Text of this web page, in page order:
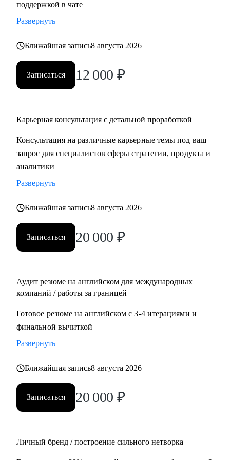
продающее резюме / LinkedIn
• Проведу mock-interview и дам практические
• Научу нетворчить эффективно и с результатом для
карьеры
• Для тех, кто только задумался о получении визы талантов
в США (EB1-A, O1), расскажу о процессе, поделюсь
организации для закрытия критериев
поступления, а также проверкой материалов (например,
эссе, резюме, рекомендательные письма)
Кому могу помочь:
• Хочет найти работу в IT, FMCG, e-commerce на позициях:
Analytics, Strategy & Ops, Go-To-Market, Product
Management, Project Management
• Планирует переехать в Европу или США или уже ищет
• Думает об иммиграции в США по визе талантов О1 /
ЕВ1-А
поддержкой в чате
Развернуть
Ближайшая запись8 августа 2026
Записаться 12 000 ₽
Карьерная консультация с детальной проработкой
Консультация на различные карьерные темы под ваш
запрос для специалистов сферы стратегии, продукта и
аналитики
Развернуть
Ближайшая запись8 августа 2026
Записаться 20 000 ₽
Аудит резюме на английском для международных
компаний / работы за границей
Готовое резюме на английском с 3-4 итерациями и
финальной вычиткой
Развернуть
Ближайшая запись8 августа 2026
Записаться 20 000 ₽
Личный бренд / построение сильного нетворка